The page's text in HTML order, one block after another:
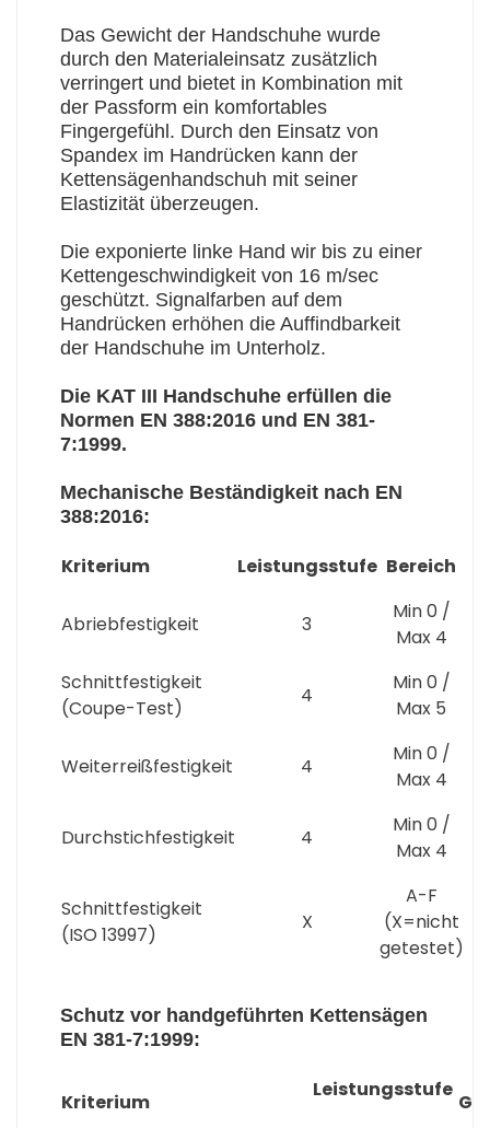
Das Gewicht der Handschuhe wurde
durch den Materialeinsatz zusätzlich
verringert und bietet in Kombination mit
der Passform ein komfortables
Fingergefühl. Durch den Einsatz von
Spandex im Handrücken kann der
Kettensägenhandschuh mit seiner
Elastizität überzeugen.
Die exponierte linke Hand wir bis zu einer
Kettengeschwindigkeit von 16 m/sec
geschützt. Signalfarben auf dem
Handrücken erhöhen die Auffindbarkeit
der Handschuhe im Unterholz.
Die KAT III Handschuhe erfüllen die
Normen EN 388:2016 und EN 381-
7:1999.
Mechanische Beständigkeit nach EN
388:2016:
Kriterium Leistungsstufe Bereich
Abriebfestigkeit 3
Min 0 /
Max 4
Schnittfestigkeit
(Coupe-Test)
4
Min 0 /
Max 5
Weiterreißfestigkeit 4
Min 0 /
Max 4
Durchstichfestigkeit 4
Min 0 /
Max 4
Schnittfestigkeit
(ISO 13997)
X
A-F
(X=nicht
getestet)
Schutz vor handgeführten Kettensägen
EN 381-7:1999:
Kriterium
Leistungsstufe